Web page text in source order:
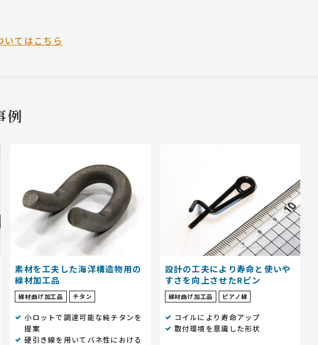
いてはこちら
例
素材を工夫した海洋構造物用の
線材加工品
線材曲げ加工品 チタン
小ロットで調達可能な純チタンを
提案
硬引き線を用いてバネ性における
設計の工夫により寿命と使いや
すさを向上させたRピン
線材曲げ加工品 ピアノ線
コイルにより寿命アップ
取付環境を意識した形状